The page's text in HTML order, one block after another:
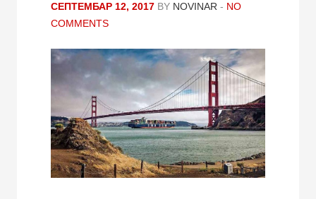
СЕПТЕМБАР 12, 2017 BY NOVINAR - NO
COMMENTS